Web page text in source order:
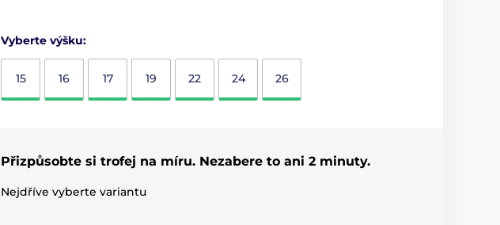
Vyberte výšku:
15 16 17 19 22 24 26
Přizpůsobte si trofej na míru. Nezabere to ani 2 minuty.
Nejdříve vyberte variantu